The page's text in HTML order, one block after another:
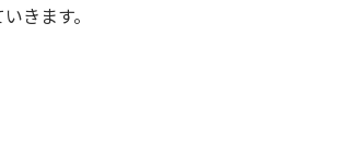
きます。